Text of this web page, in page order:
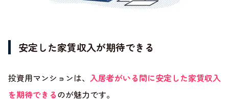
安定した家賃収入が期待できる
投資用マンションは、 入居者がいる間に安定した家賃収入
を期待できるのが魅力です。